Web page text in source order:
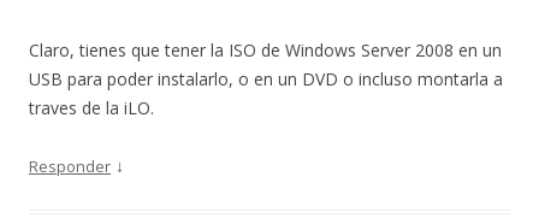
Claro, tienes que tener la ISO de Windows Server 2008 en un
USB para poder instalarlo, o en un DVD o incluso montarla a
traves de la iLO.
Responder ↓